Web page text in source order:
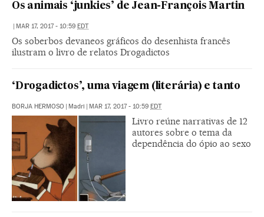
Os animais ‘junkies’ de Jean-François Martin
| MAR 17, 2017 - 10:59 EDT
Os soberbos devaneos gráficos do desenhista francês
ilustram o livro de relatos Drogadictos
‘Drogadictos’, uma viagem (literária) e tanto
BORJA HERMOSO | Madri | MAR 17, 2017 - 10:59 EDT
Livro reúne narrativas de 12
autores sobre o tema da
dependência do ópio ao sexo